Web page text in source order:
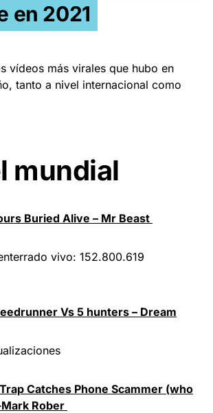
en 2021
vídeos más virales que hubo en
tanto a nivel internacional como
mundial
Buried Alive – Mr Beast
vivo: 152.800.619
Vs 5 hunters – Dream
Catches Phone Scammer (who
Rober